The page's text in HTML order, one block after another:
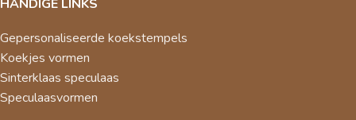
HANDIGE LINKS
Gepersonaliseerde koekstempels
Koekjes vormen
Sinterklaas speculaas
Speculaasvormen